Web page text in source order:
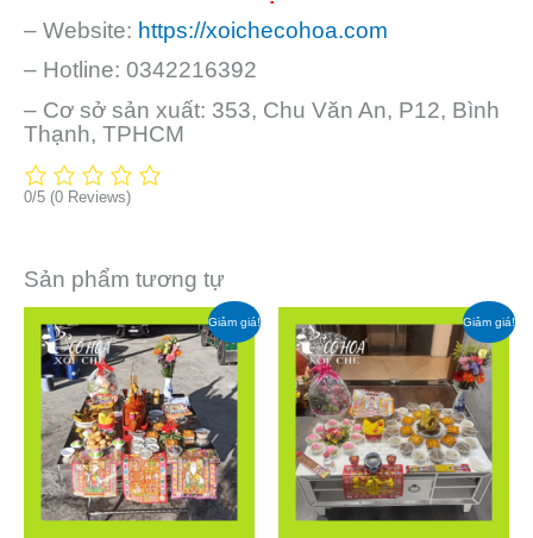
– Website: https://xoichecohoa.com
– Hotline: 0342216392
– Cơ sở sản xuất: 353, Chu Văn An, P12, Bình
Thạnh, TPHCM
0/5 (0 Reviews)
Sản phẩm tương tự
Giảm giá!
gốc
là:
₫ 4.179.000.
hiện
tại
là:
₫ 3.890.000.
Giảm giá!
gốc
là:
₫ 2.317.000.
hiện
tại
₫ 2.090.000.